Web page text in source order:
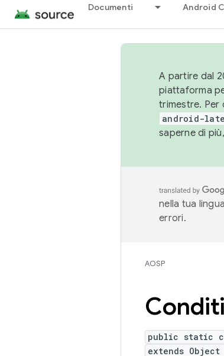
Documenti Android
A partire dal
piattaforma
trimestre. Per
android-
saperne di
nella tua
errori.
AOSP
public static
extends Object